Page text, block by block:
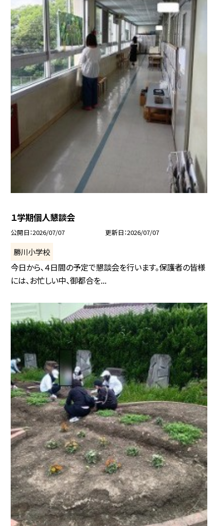
１学期個人懇談会
公開日 2026/07/07 更新日 2026/07/07
勝川小学校
今日から、４日間の予定で懇談会を行います。保護者の皆様
には、お忙しい中、御都合を...